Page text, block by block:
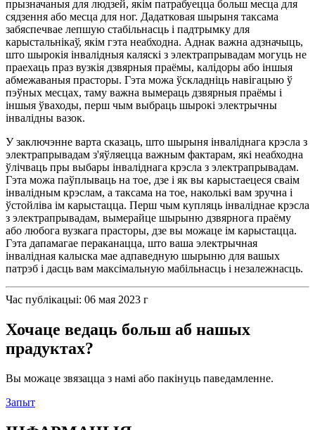
прызначаныя для людзей, якім патрабуецца больш месца для
сядзення або месца для ног. Дадатковая шырыня таксама
забяспечвае лепшую стабільнасць і падтрымку для
карыстальнікаў, якім гэта неабходна. Аднак важна адзначыць,
што шырокія інвалідныя каляскі з электрапрывадам могуць не
праехаць праз вузкія дзвярныя праёмы, калідоры або іншыя
абмежаваныя прасторы. Гэта можа ўскладніць навігацыю ў
пэўных месцах, таму важна вымераць дзвярныя праёмы і
іншыя ўваходы, перш чым выбраць шырокі электрычны
інвалідны вазок.
У заключэнне варта сказаць, што шырыня інваліднага крэсла з
электрапрывадам з'яўляецца важным фактарам, які неабходна
ўлічваць пры выбары інваліднага крэсла з электрапрывадам.
Гэта можа паўплываць на тое, дзе і як вы карыстаецеся сваім
інвалідным крэслам, а таксама на тое, наколькі вам зручна і
ўстойліва ім карыстацца. Перш чым купляць інваліднае крэсла
з электрапрывадам, вымерайце шырыню дзвярнога праёму
або любога вузкага прасторы, дзе вы можаце ім карыстацца.
Гэта дапамагае пераканацца, што ваша электрычная
інвалідная калыска мае адпаведную шырыню для вашых
патрэб і дасць вам максімальную мабільнасць і незалежнасць.
Час публікацыі: 06 мая 2023 г
Хочаце ведаць больш аб нашых
прадуктах?
Вы можаце звязацца з намі або пакінуць паведамленне.
Запыт